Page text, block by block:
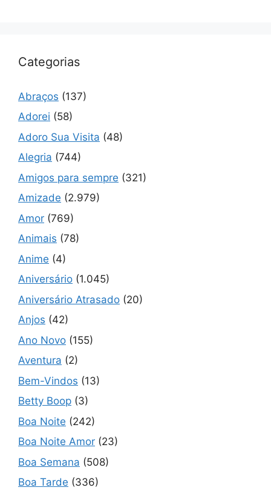
Categorias
Abraços (137)
Adorei (58)
Adoro Sua Visita (48)
Alegria (744)
Amigos para sempre (321)
Amizade (2.979)
Amor (769)
Animais (78)
Anime (4)
Aniversário (1.045)
Aniversário Atrasado (20)
Anjos (42)
Ano Novo (155)
Aventura (2)
Bem-Vindos (13)
Betty Boop (3)
Boa Noite (242)
Boa Noite Amor (23)
Boa Semana (508)
Boa Tarde (336)